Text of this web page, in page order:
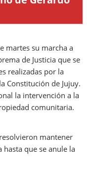
martes su marcha a
de Justicia que se
realizadas por la
Constitución de Jujuy.
la intervención a la
comunitaria.
mantener
hasta que se anule la